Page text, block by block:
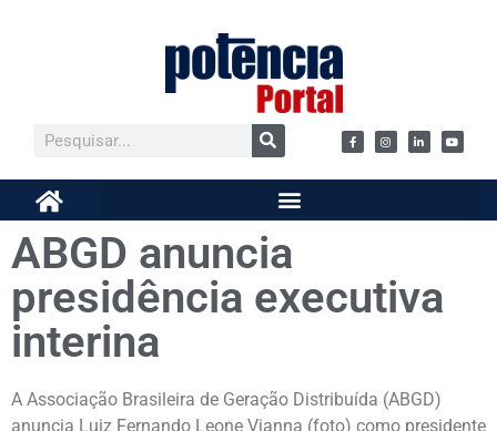
ABGD anuncia
presidência executiva
interina
A Associação Brasileira de Geração Distribuída (ABGD)
anuncia Luiz Fernando Leone Vianna (foto) como presidente